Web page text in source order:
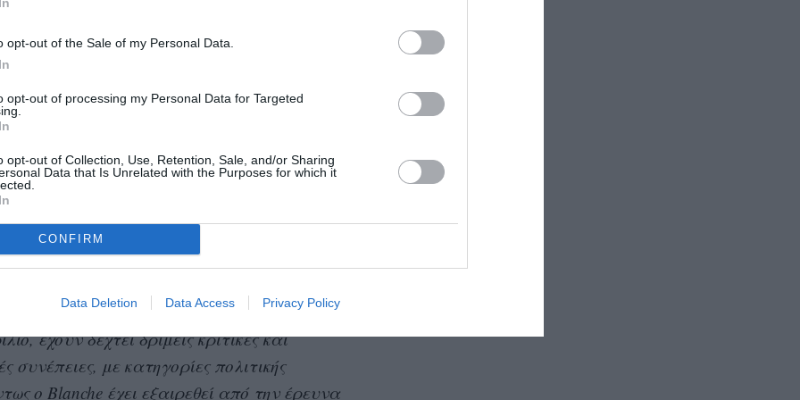
opt-out of the Sale of my Personal Data.
opt-out of processing my Personal Data for Targeted
opt-out of Collection, Use, Retention, Sale, and/or Sharing
Data that Is Unrelated with the Purposes for which it
CONFIRM
Data Deletion Data Access Privacy Policy
ξεκινάει ποινική έρευνα για
δημοσιογράφο και συντάκτρια
περιοδικό που είχε πετύχει την
για τις κατηγορίες της σεξουαλικής
συκοφαντικής δυσφήμισης.
στο CNN, «πρόκειται για την τελευταία
προσπάθειες του Υπουργείου να
Trump να αντιμετωπίσει τους μακροχρόνιους
γενικό εισαγγελέα Todd Blanche, το
να επιταχύνει την
έχει αναλάβει ο Blanche, από τότε που πήρε
έχουν δεχτεί δριμείς κριτικές και
συνέπειες, με κατηγορίες πολιτικής
ο Blanche έχει εξαιρεθεί από την έρευνα